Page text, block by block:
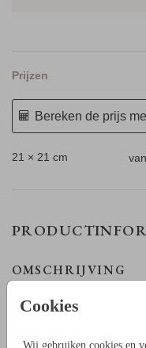
Cookies
Wij gebruiken cookies en
Prijzen
Bereken de prijs
21 × 21 cm
OMSCHRIJVING
strikken. Zo maak je echt